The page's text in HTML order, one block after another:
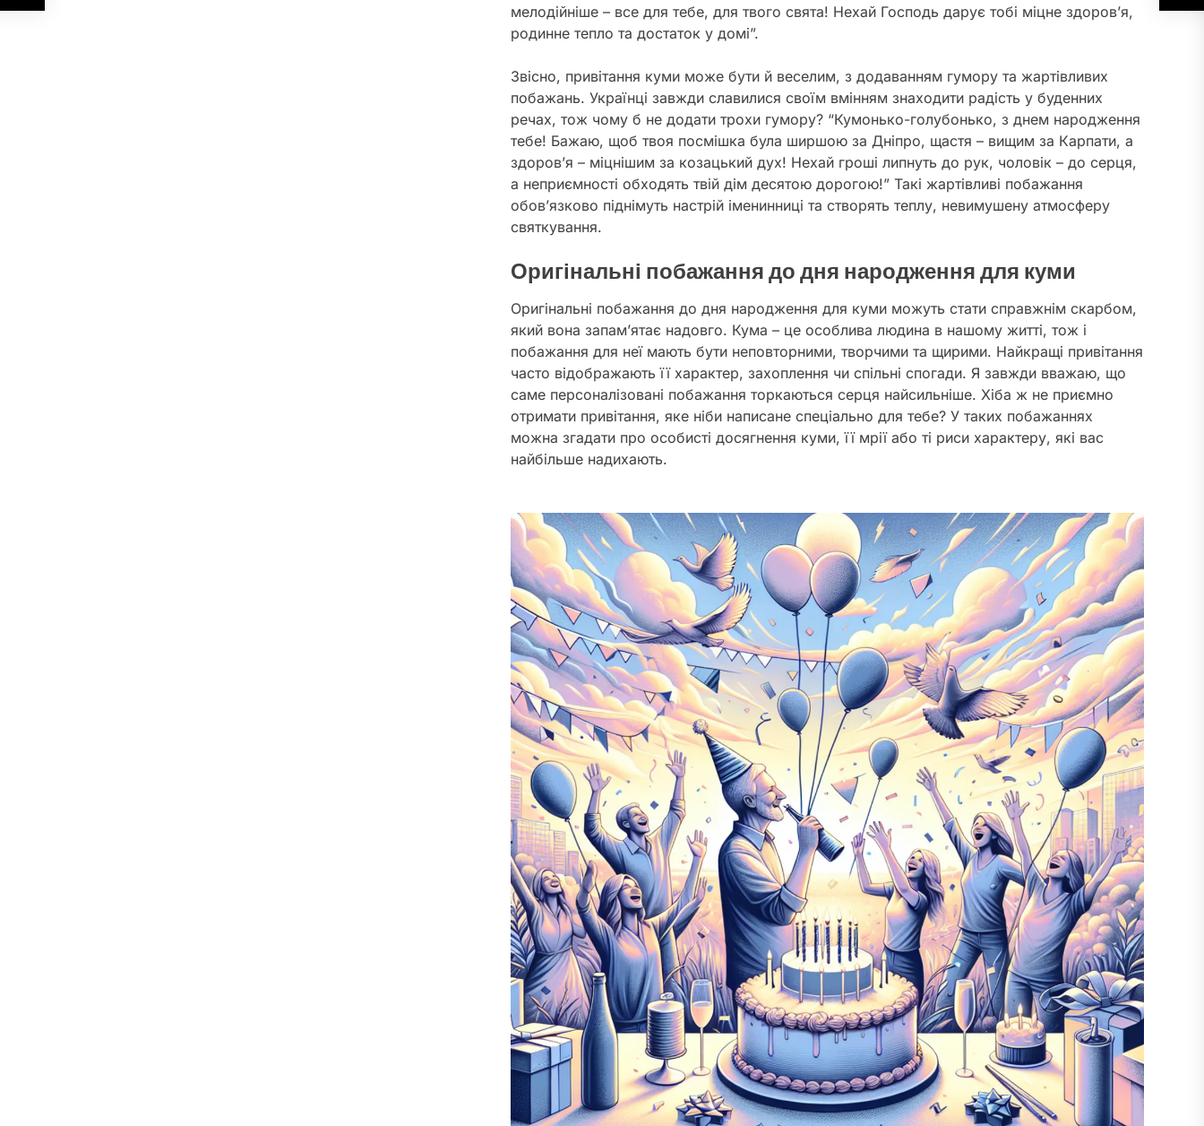
мелодійніше – все для тебе, для твого свята! Нехай Господь дарує тобі міцне здоров’я,
родинне тепло та достаток у домі”.
Звісно, привітання куми може бути й веселим, з додаванням гумору та жартівливих
побажань. Українці завжди славилися своїм вмінням знаходити радість у буденних
речах, тож чому б не додати трохи гумору? “Кумонько-голубонько, з днем народження
тебе! Бажаю, щоб твоя посмішка була ширшою за Дніпро, щастя – вищим за Карпати, а
здоров’я – міцнішим за козацький дух! Нехай гроші липнуть до рук, чоловік – до серця,
а неприємності обходять твій дім десятою дорогою!” Такі жартівливі побажання
обов’язково піднімуть настрій іменинниці та створять теплу, невимушену атмосферу
святкування.
Оригінальні побажання до дня народження для куми
Оригінальні побажання до дня народження для куми можуть стати справжнім скарбом,
який вона запам’ятає надовго. Кума – це особлива людина в нашому житті, тож і
побажання для неї мають бути неповторними, творчими та щирими. Найкращі привітання
часто відображають її характер, захоплення чи спільні спогади. Я завжди вважаю, що
саме персоналізовані побажання торкаються серця найсильніше. Хіба ж не приємно
отримати привітання, яке ніби написане спеціально для тебе? У таких побажаннях
можна згадати про особисті досягнення куми, її мрії або ті риси характеру, які вас
найбільше надихають.